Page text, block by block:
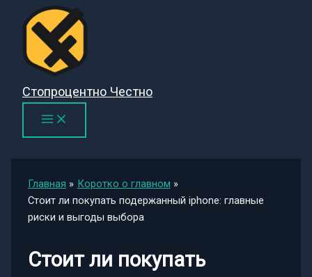
Перейти
содержимому
Стопроцентно Честно
Главная
Коротко о главном
Стоит ли покупать подержанный iphone: главные
риски и выгоды выбора
Стоит ли покупать